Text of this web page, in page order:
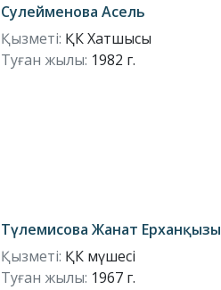
Сулейменова Асель
Қызметі: ҚК Хатшысы
Туған жылы: 1982 г.
Түлемисова Жанат Ерханқызы
Қызметі: ҚК мүшесі
Туған жылы: 1967 г.